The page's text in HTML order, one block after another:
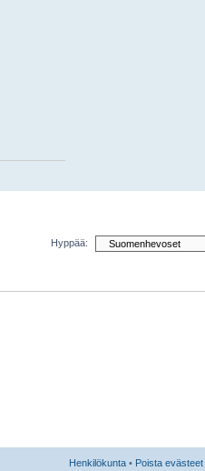
Hyppää:
Henkilökunta • Poista evästeet